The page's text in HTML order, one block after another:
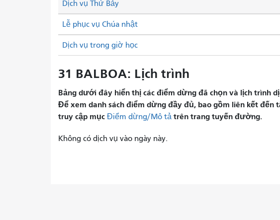
Dịch vụ Thứ Bảy
Lễ phục vụ Chúa nhật
Dịch vụ trong giờ học
31 BALBOA: Lịch trình
Bảng dưới đây hiển thị các điểm dừng đã chọn và lịch trình
Để xem danh sách điểm dừng đầy đủ, bao gồm liên kết
truy cập mục Điểm dừng/Mô tả trên trang tuyến đường.
Không có dịch vụ vào ngày này.